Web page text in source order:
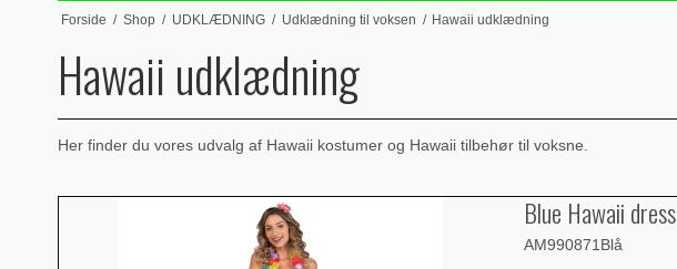
Forside / Shop / UDKLÆDNING / Udklædning til voksen / Hawaii udklædning
Hawaii udklædning
Her finder du vores udvalg af Hawaii kostumer og Hawaii tilbehør til voksne.
Blue Hawaii dress
AM990871Blå